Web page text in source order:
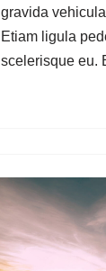
gravida
Etiam ligula
scelerisque eu.